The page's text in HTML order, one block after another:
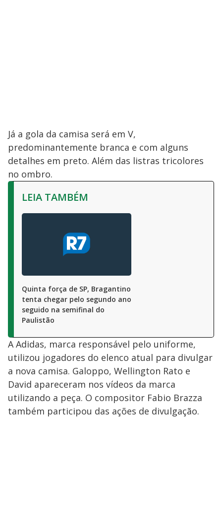
Já a gola da camisa será em V,
predominantemente branca e com alguns
detalhes em preto. Além das listras tricolores
no ombro.
LEIA TAMBÉM
Quinta força de SP, Bragantino
tenta chegar pelo segundo ano
seguido na semifinal do
Paulistão
A Adidas, marca responsável pelo uniforme,
utilizou jogadores do elenco atual para divulgar
a nova camisa. Galoppo, Wellington Rato e
David apareceram nos vídeos da marca
utilizando a peça. O compositor Fabio Brazza
também participou das ações de divulgação.